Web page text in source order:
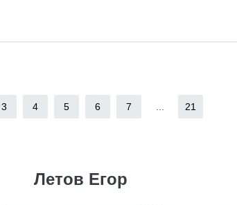
3 4 5 6 7 21
Летов Егор